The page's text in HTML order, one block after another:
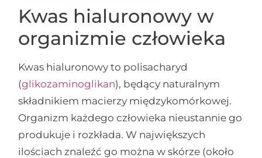
Kwas hialuronowy w
organizmie człowieka
Kwas hialuronowy to polisacharyd
(glikozaminoglikan), będący naturalnym
składnikiem macierzy międzykomórkowej.
Organizm każdego człowieka nieustannie go
produkuje i rozkłada. W największych
ilościach znaleźć go można w skórze (około